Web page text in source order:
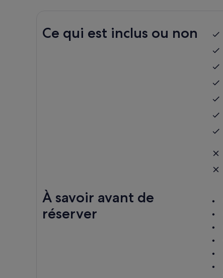
Ce qui est inclus ou non
À savoir avant de
réserver